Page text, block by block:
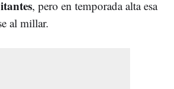
, pero en temporada alta esa
al millar.